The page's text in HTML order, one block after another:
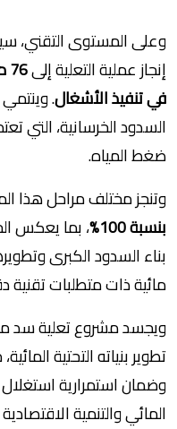
وعلى المستوى التقني،
إنجاز عملية التعلية إلى
في تنفيذ الأشغال.
السدود الخرسانية، التي
ضغط المياه.
وتنجز مختلف مراحل هذا
بنسبة 100%
، بما يعكس
بناء السدود الكبرى
مائية ذات متطلبات تقنية
ويجسد مشروع تعلية سد
تطوير بنياته التحتية
وضمان استمرارية
المائي والتنمية